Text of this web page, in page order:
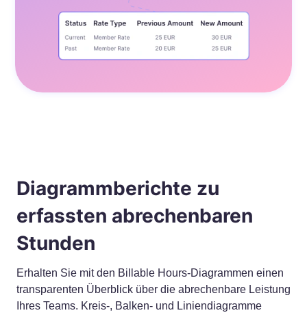
Diagrammberichte zu
erfassten abrechenbaren
Stunden
Erhalten Sie mit den Billable Hours-Diagrammen einen
transparenten Überblick über die abrechenbare Leistung
Ihres Teams. Kreis-, Balken- und Liniendiagramme